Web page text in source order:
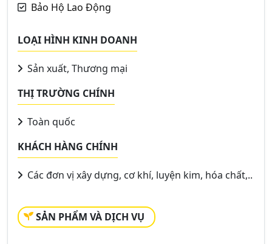
Bảo Hộ Lao Động
LOẠI HÌNH KINH DOANH
Sản xuất, Thương mại
THỊ TRƯỜNG CHÍNH
Toàn quốc
KHÁCH HÀNG CHÍNH
Các đơn vị xây dựng, cơ khí, luyện kim, hóa chất,..
SẢN PHẨM VÀ DỊCH VỤ